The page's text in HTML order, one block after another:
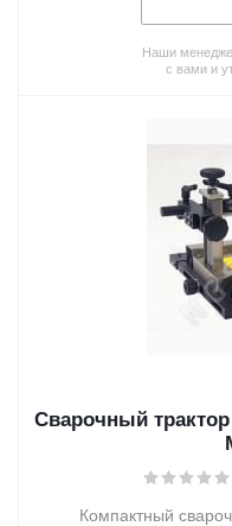
Наши
с вами и
Сварочный трактор
Компактный